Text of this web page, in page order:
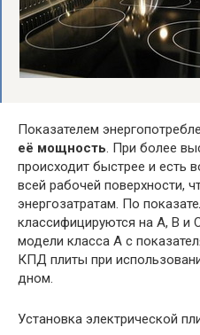
Показателем
её мощность. При более
происходит быстрее и есть
всей рабочей поверхности,
энергозатратам. По
классифицируются на А, В и
модели класса А с
КПД плиты при
дном.
Установка электрической